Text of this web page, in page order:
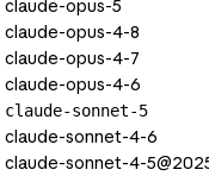
claude-opus-5
claude-opus-4-8
claude-opus-4-7
claude-opus-4-6
claude-sonnet-5
claude-sonnet-4-6
claude-sonnet-4-